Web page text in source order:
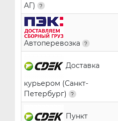
АГ)
Автоперевозка
Доставка
курьером (Санкт-
Петербург)
Пункт